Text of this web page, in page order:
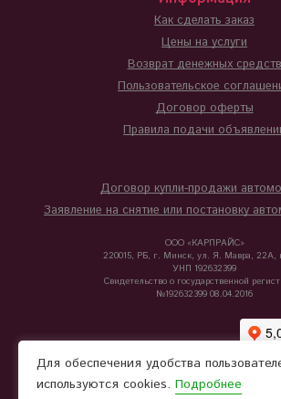
Как сделать заказ
Цены на услуги
Возврат денежных средств
Пользовательское
Договор оферты
Правила подачи
Договор купли-продажи
Заявление на снятие или постановку
ООО «КАРПРАЙС»
220015, РБ, г. Минск, ул. Я. Мавра, 22А,
УНП 192632399
Свидетельство о государственной
№192632399 08.04.2016
Для обеспечения удобства
используются cookies. Подробнее